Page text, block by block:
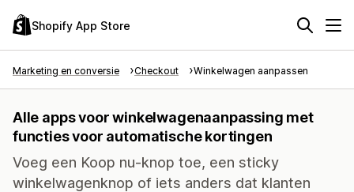
Shopify App Store
Marketing en conversie Checkout Winkelwagen aanpassen
Alle apps voor winkelwagenaanpassing met
functies voor automatische kortingen
Voeg een Koop nu-knop toe, een sticky
winkelwagenknop of iets anders dat klanten